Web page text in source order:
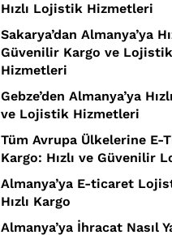
Hızlı Lojistik Hizmetleri
Sakarya’dan Almanya’ya
Güvenilir Kargo ve Lojistik
Hizmetleri
Gebze’den Almanya’ya
ve Lojistik Hizmetleri
Tüm Avrupa Ülkelerine E-
Kargo: Hızlı ve Güvenilir
Almanya’ya E-ticaret
Hızlı Kargo
Almanya’ya İhracat Nasıl